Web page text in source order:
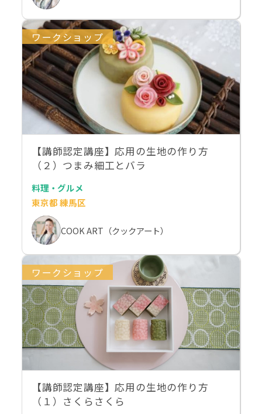
ワークショップ
【講師認定講座】応用の生地の作り方
（２）つまみ細工とバラ
料理・グルメ
東京都 練馬区
COOK ART（クックアート）
ワークショップ
【講師認定講座】応用の生地の作り方
（１）さくらさくら